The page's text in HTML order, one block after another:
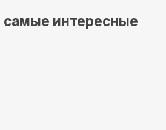
самые интересные